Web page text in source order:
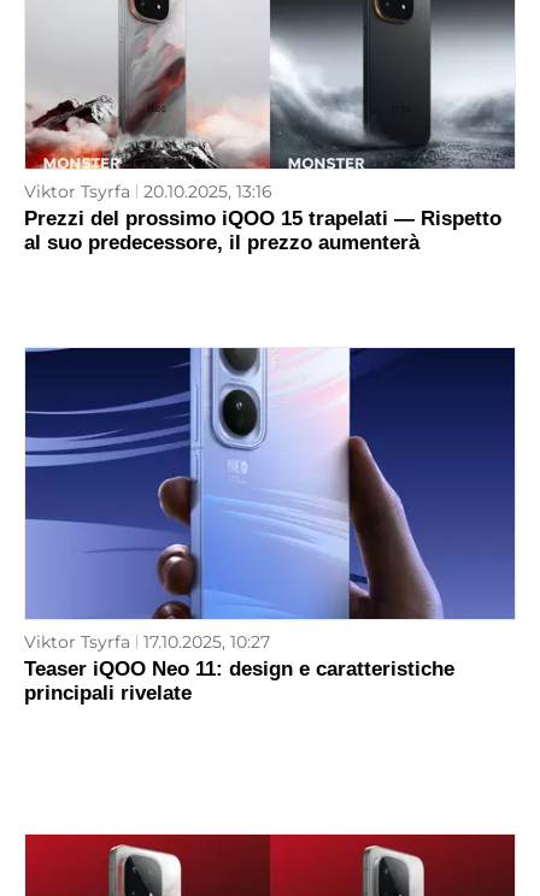
Viktor Tsyrfa 20.10.2025, 13:16
Prezzi del prossimo iQOO 15 trapelati — Rispetto
al suo predecessore, il prezzo aumenterà
Viktor Tsyrfa 17.10.2025, 10:27
Teaser iQOO Neo 11: design e caratteristiche
principali rivelate